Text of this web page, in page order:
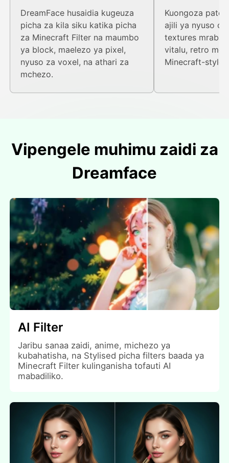
DreamFace husaidia kugeuza
picha za kila siku katika picha
za Minecraft Filter na maumbo
ya block, maelezo ya pixel,
nyuso za voxel, na athari za
mchezo.
Kuongoza pato
ajili ya nyuso
textures mraba,
vitalu, retro
Minecraft-style
Vipengele muhimu zaidi za
Dreamface
AI Filter
Jaribu sanaa zaidi, anime, michezo ya
kubahatisha, na Stylised picha filters baada ya
Minecraft Filter kulinganisha tofauti AI
mabadiliko.